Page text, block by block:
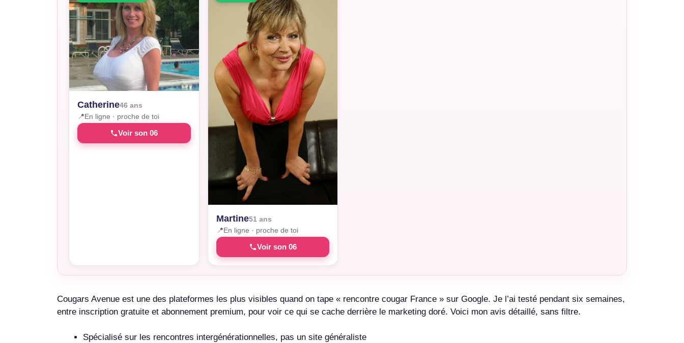
Cougars Avenue est une des plateformes les plus visibles quand on tape « rencontre cougar France » sur Google. Je l’ai testé pendant six semaines,
entre inscription gratuite et abonnement premium, pour voir ce qui se cache derrière le marketing doré. Voici mon avis détaillé, sans filtre.
Spécialisé sur les rencontres intergénérationnelles, pas un site généraliste
Catherine46 ans
📍En ligne · proche de toi
Voir son 06
Martine51 ans
📍En ligne · proche de toi
Voir son 06